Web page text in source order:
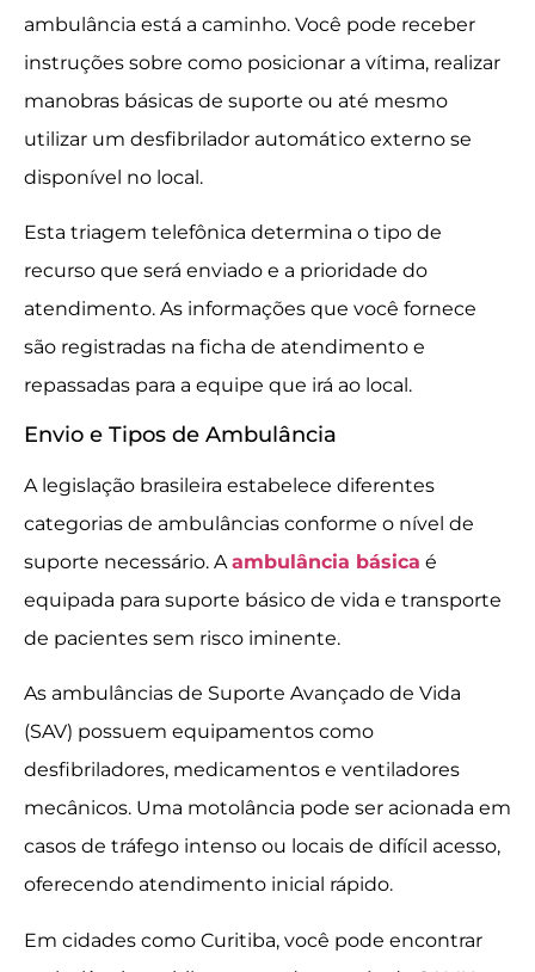
ambulância está a caminho. Você pode receber
instruções sobre como posicionar a vítima, realizar
manobras básicas de suporte ou até mesmo
utilizar um desfibrilador automático externo se
disponível no local.
Esta triagem telefônica determina o tipo de
recurso que será enviado e a prioridade do
atendimento. As informações que você fornece
são registradas na ficha de atendimento e
repassadas para a equipe que irá ao local.
Envio e Tipos de Ambulância
A legislação brasileira estabelece diferentes
categorias de ambulâncias conforme o nível de
suporte necessário. Aambulância básica é
equipada para suporte básico de vida e transporte
de pacientes sem risco iminente.
As ambulâncias de Suporte Avançado de Vida
(SAV) possuem equipamentos como
desfibriladores, medicamentos e ventiladores
mecânicos. Uma motolância pode ser acionada em
casos de tráfego intenso ou locais de difícil acesso,
oferecendo atendimento inicial rápido.
Em cidades como Curitiba, você pode encontrar